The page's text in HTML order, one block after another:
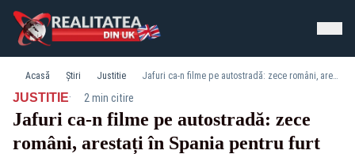
Acasă Știri Justitie Jafuri ca-n filme pe autostradă: zece români, arestați în Spania pentru furt de electrocasnice din TIR-uri
JUSTITIE· 2 min citire
Jafuri ca-n filme pe autostradă: zece
români, arestați în Spania pentru furt